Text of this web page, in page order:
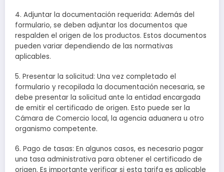
4. Adjuntar la documentación requerida: Además del
formulario, se deben adjuntar los documentos que
respalden el origen de los productos. Estos documentos
pueden variar dependiendo de las normativas
aplicables.
5. Presentar la solicitud: Una vez completado el
formulario y recopilada la documentación necesaria, se
debe presentar la solicitud ante la entidad encargada
de emitir el certificado de origen. Esto puede ser la
Cámara de Comercio local, la agencia aduanera u otro
organismo competente.
6. Pago de tasas: En algunos casos, es necesario pagar
una tasa administrativa para obtener el certificado de
origen. Es importante verificar si esta tarifa es aplicable